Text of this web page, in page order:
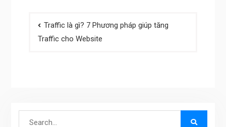
Post
navigation
Traffic là gì? 7 Phương pháp giúp tăng
Traffic cho Website